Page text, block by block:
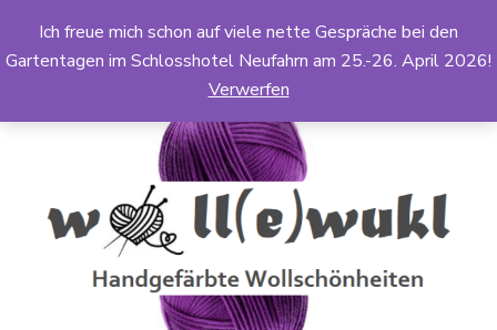
Ich freue mich schon auf viele nette Gespräche bei den
Gartentagen im Schlosshotel Neufahrn am 25.-26. April 2026!
Verwerfen